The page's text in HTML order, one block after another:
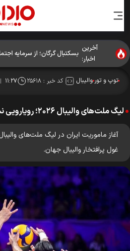
آخرین
اخبار:
بسکتبال گرگان؛ از سرمایه
توپ و توروالیبال کد خبر : ۲۵۶۱۸ ۱۱:۲۷
لیگ ملت‌های والیبال ۲۰۲۶؛ رویارویی نسل جدید با غولی قدیمی!
آغاز ماموریت ایران در لیگ ملت‌های
غول پرافتخار والیبال جهان.